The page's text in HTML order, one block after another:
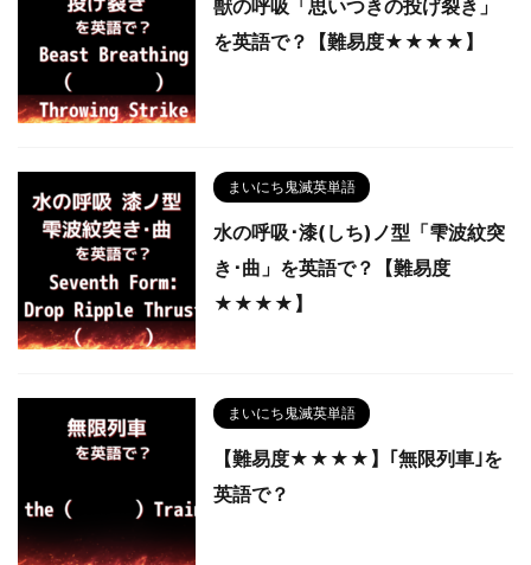
獣の呼吸「思いつきの投げ裂き」
を英語で？【難易度★★★★】
まいにち鬼滅英単語
水の呼吸･漆(しち)ノ型「雫波紋突
き･曲」を英語で？【難易度
★★★★】
まいにち鬼滅英単語
【難易度★★★★】｢無限列車｣を
英語で？